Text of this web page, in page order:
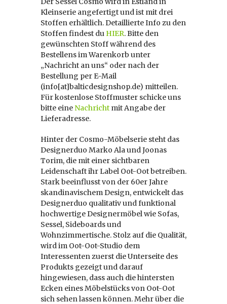
Kleinserie angefertigt und ist mit drei
Stoffen erhältlich. Detaillierte Info zu den
Stoffen findest du HIER. Bitte den
gewünschten Stoff während des
Bestellens im Warenkorb unter
„Nachricht an uns“ oder nach der
Bestellung per E-Mail
(info[at]balticdesignshop.de) mitteilen.
Für kostenlose Stoffmuster schicke uns
bitte eine Nachricht mit Angabe der
Lieferadresse.
Hinter der Cosmo-Möbelserie steht das
Designerduo Marko Ala und Joonas
Torim, die mit einer sichtbaren
Leidenschaft ihr Label Oot-Oot betreiben.
Stark beeinflusst von der 60er Jahre
skandinavischem Design, entwickelt das
Designerduo qualitativ und funktional
hochwertige Designermöbel wie Sofas,
Sessel, Sideboards und
Wohnzimmertische. Stolz auf die Qualität,
wird im Oot-Oot-Studio dem
Interessenten zuerst die Unterseite des
Produkts gezeigt und darauf
hingewiesen, dass auch die hintersten
Ecken eines Möbelstücks von Oot-Oot
sich sehen lassen können. Mehr über die